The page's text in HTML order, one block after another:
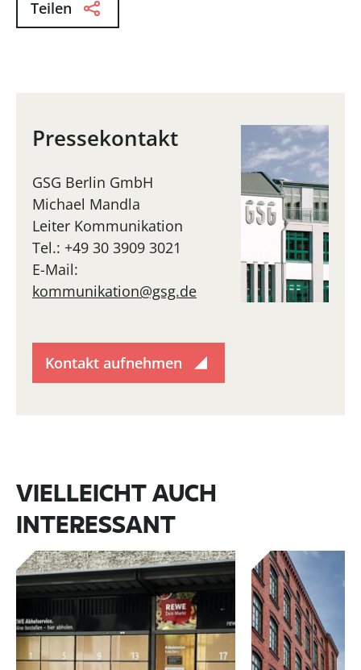
Teilen
Pressekontakt
GSG Berlin GmbH
Michael Mandla
Leiter Kommunikation
Tel.: +49 30 3909 3021
E-Mail:
kommunikation@gsg.de
Kontakt aufnehmen
VIELLEICHT AUCH
INTERESSANT